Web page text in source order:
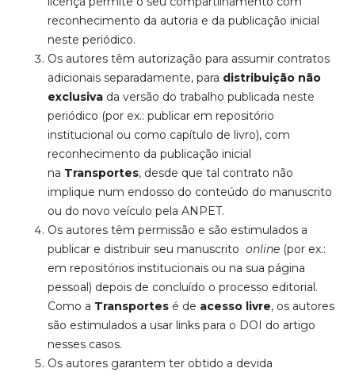
reconhecimento da autoria e da publicação inicial
neste periódico.
Os autores têm autorização para assumir contratos
adicionais separadamente, para distribuição não
exclusivada versão do trabalho publicada neste
periódico (por ex.: publicar em repositório
institucional ou como capítulo de livro), com
reconhecimento da publicação inicial
na Transportes, desde que tal contrato não
implique num endosso do conteúdo do manuscrito
ou do novo veículo pela ANPET.
Os autores têm permissão e são estimulados a
publicar e distribuir seu manuscrito online (por ex.:
em repositórios institucionais ou na sua página
pessoal) depois de concluído o processo editorial.
Como a Transportesé de acesso livre, os autores
são estimulados a usar links para o DOI do artigo
nesses casos.
Os autores garantem ter obtido a devida